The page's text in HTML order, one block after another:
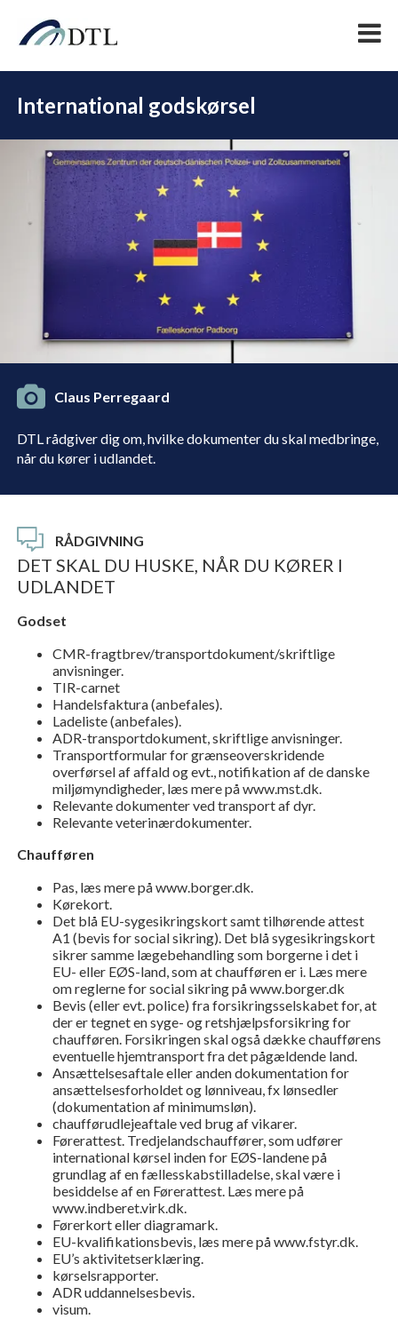
RÅDGIVNING
International godskørsel
DTL rådgiver dig om, hvilke dokumenter du skal medbringe,
når du kører i udlandet.
Claus Perregaard
DET SKAL DU HUSKE, NÅR DU KØRER I
UDLANDET
Godset
CMR-fragtbrev/transportdokument/skriftlige
anvisninger.
TIR-carnet
Handelsfaktura (anbefales).
Ladeliste (anbefales).
ADR-transportdokument, skriftlige anvisninger.
Transportformular for grænseoverskridende
overførsel af affald og evt., notifikation af de danske
miljømyndigheder, læs mere på www.mst.dk.
Relevante dokumenter ved transport af dyr.
Relevante veterinærdokumenter.
Chaufføren
Pas, læs mere på www.borger.dk.
Kørekort.
Det blå EU-sygesikringskort samt tilhørende attest
A1 (bevis for social sikring). Det blå sygesikringskort
sikrer samme lægebehandling som borgerne i det i
EU- eller EØS-land, som at chaufføren er i. Læs mere
om reglerne for social sikring på www.borger.dk
Bevis (eller evt. police) fra forsikringsselskabet for, at
der er tegnet en syge- og retshjælpsforsikring for
chaufføren. Forsikringen skal også dække chaufførens
eventuelle hjemtransport fra det pågældende land.
Ansættelsesaftale eller anden dokumentation for
ansættelsesforholdet og lønniveau, fx lønsedler
(dokumentation af minimumsløn).
chaufførudlejeaftale ved brug af vikarer.
Førerattest. Tredjelandschauffører, som udfører
international kørsel inden for EØS-landene på
grundlag af en fællesskabstilladelse, skal være i
besiddelse af en Førerattest. Læs mere på
www.indberet.virk.dk.
Førerkort eller diagramark.
EU-kvalifikationsbevis, læs mere på www.fstyr.dk.
EU’s aktivitetserklæring.
kørselsrapporter.
ADR uddannelsesbevis.
visum.